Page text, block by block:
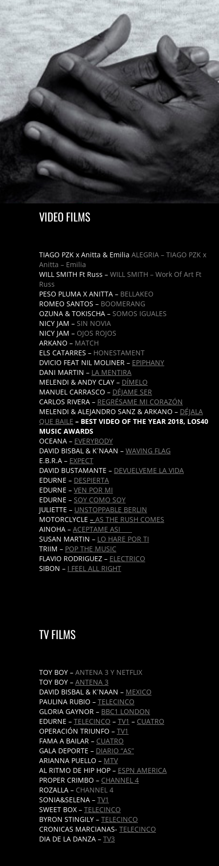
VIDEO FILMS
TIAGO PZK x Anitta & Emilia ALEGRIA – TIAGO PZK x
Anitta – Emilia
WILL SMITH Ft Russ – WILL SMITH – Work Of Art Ft
Russ
PESO PLUMA X ANITTA – BELLAKEO
ROMEO SANTOS – BOOMERANG
OZUNA & TOKISCHA – SOMOS IGUALES
NICY JAM – SIN NOVIA
NICY JAM – OJOS ROJOS
ARKANO – MATCH
ELS CATARRES – HONESTAMENT
DVICIO FEAT NIL MOLINER – EPIPHANY
DANI MARTIN – LA MENTIRA
MELENDI & ANDY CLAY – DÍMELO
MANUEL CARRASCO – DÉJAME SER
CARLOS RIVERA – REGRÉSAME MI CORAZÓN
MELENDI & ALEJANDRO SANZ & ARKANO – DÉJALA
QUE BAILE – BEST VIDEO OF THE YEAR 2018, LOS40
MUSIC AWARDS
OCEANA – EVERYBODY
DAVID BISBAL & K´NAAN – WAVING FLAG
E.B.R.A – EXPECT
DAVID BUSTAMANTE – DEVUELVEME LA VIDA
EDURNE – DESPIERTA
EDURNE – VEN POR MI
EDURNE – SOY COMO SOY
JULIETTE – UNSTOPPABLE BERLIN
MOTORCLYCLE – AS THE RUSH COMES
AINOHA – ACEPTAME ASI
SUSAN MARTIN – LO HARE POR TI
TRIIM – POP THE MUSIC
FLAVIO RODRIGUEZ – ELECTRICO
SIBON – I FEEL ALL RIGHT
TV FILMS
TOY BOY – ANTENA 3 Y NETFLIX
TOY BOY – ANTENA 3
DAVID BISBAL & K´NAAN – MEXICO
PAULINA RUBIO – TELECINCO
GLORIA GAYNOR – BBC1 LONDON
EDURNE – TELECINCO – TV1 – CUATRO
OPERACIÓN TRIUNFO – TV1
FAMA A BAILAR – CUATRO
GALA DEPORTE – DIARIO “AS”
ARIANNA PUELLO – MTV
AL RITMO DE HIP HOP – ESPN AMERICA
PROPER CRIMBO – CHANNEL 4
ROZALLA – CHANNEL 4
SONIA&SELENA – TV1
SWEET BOX – TELECINCO
BYRON STINGILY – TELECINCO
CRONICAS MARCIANAS- TELECINCO
DIA DE LA DANZA – TV3